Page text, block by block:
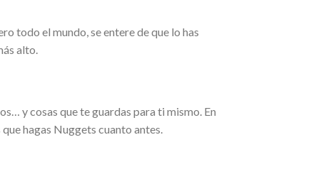
todo el mundo, se entere de que lo has
alto.
y cosas que te guardas para ti mismo. En
hagas Nuggets cuanto antes.